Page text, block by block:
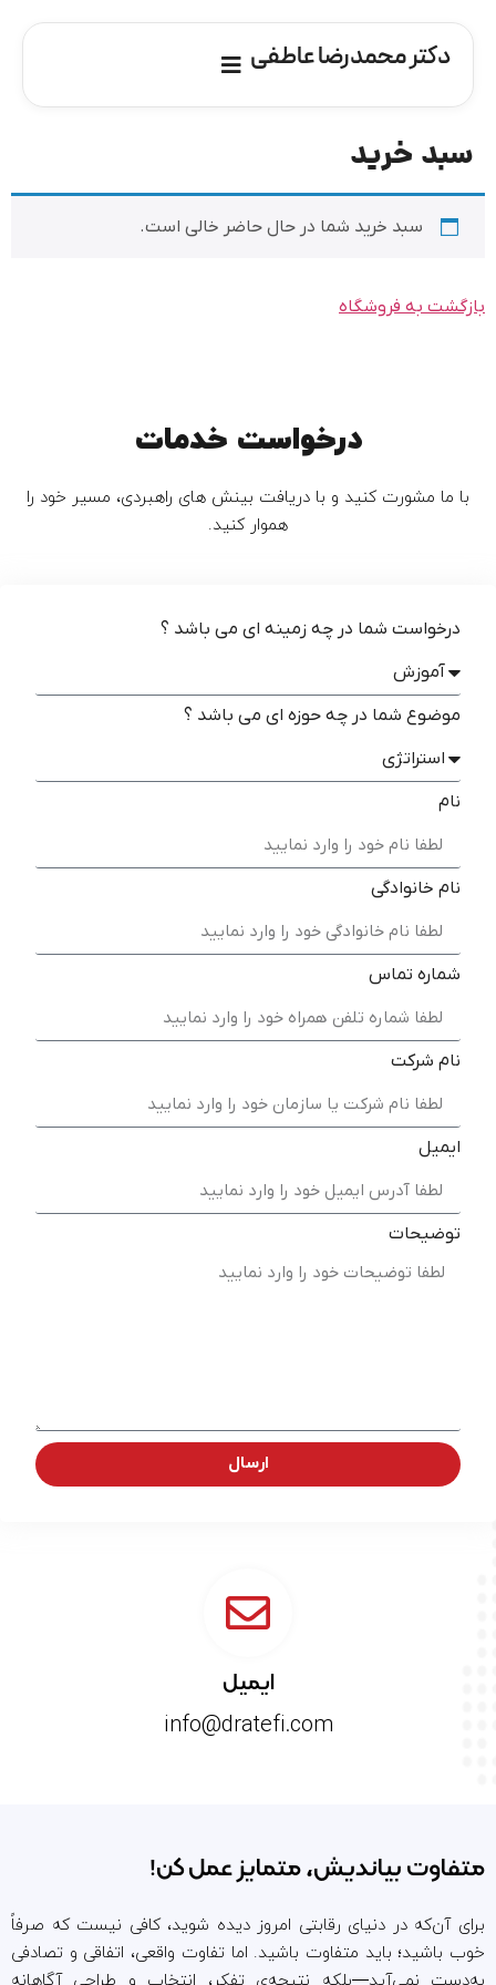
دکتر محمدرضا عاطفی
سبد خرید
سبد خرید شما در حال حاضر خالی است.
بازگشت به فروشگاه
درخواست خدمات
با ما مشورت کنید و با دریافت بینش های راهبردی، مسیر خود را
هموار کنید.
درخواست شما در چه زمینه ای می باشد ؟
موضوع شما در چه حوزه ای می باشد ؟
نام
نام خانوادگی
شماره تماس
نام شرکت
ایمیل
توضیحات
ارسال
ایمیل
info@dratefi.com
متفاوت بیاندیش، متمایز عمل کن!
برای آن‌که در دنیای رقابتی امروز دیده شوید، کافی نیست که صرفاً
خوب باشید؛ باید متفاوت باشید. اما تفاوت واقعی، اتفاقی و تصادفی